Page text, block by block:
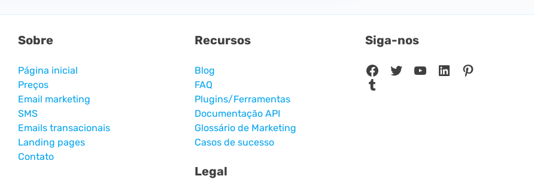
Sobre
Página inicial
Preços
Email marketing
SMS
Emails transacionais
Landing pages
Contato
Recursos
Blog
FAQ
Plugins/Ferramentas
Documentação API
Glossário de Marketing
Casos de sucesso
Legal
Siga-nos
Facebook Twitter Youtube LinkedIn
Pinterest
Tumblr